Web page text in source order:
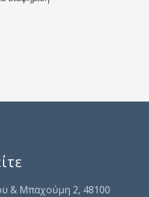
& Μπαχούμη 2, 48100